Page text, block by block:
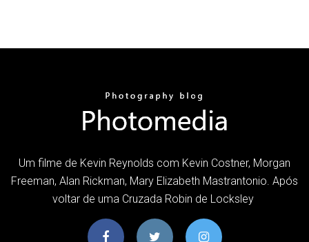
Um filme de Kevin Reynolds com Kevin Costner, Morgan
Freeman, Alan Rickman, Mary Elizabeth Mastrantonio. Após
voltar de uma Cruzada Robin de Locksley